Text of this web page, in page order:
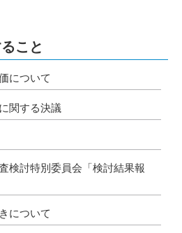
こと
について
関する決議
検討特別委員会「検討結果報
について